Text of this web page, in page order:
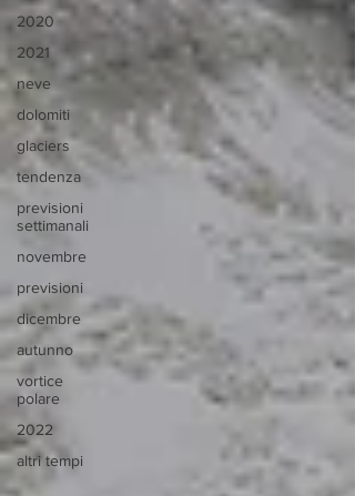
2020
2021
neve
dolomiti
glaciers
tendenza
previsioni
settimanali
novembre
previsioni
dicembre
autunno
vortice
polare
2022
altri tempi